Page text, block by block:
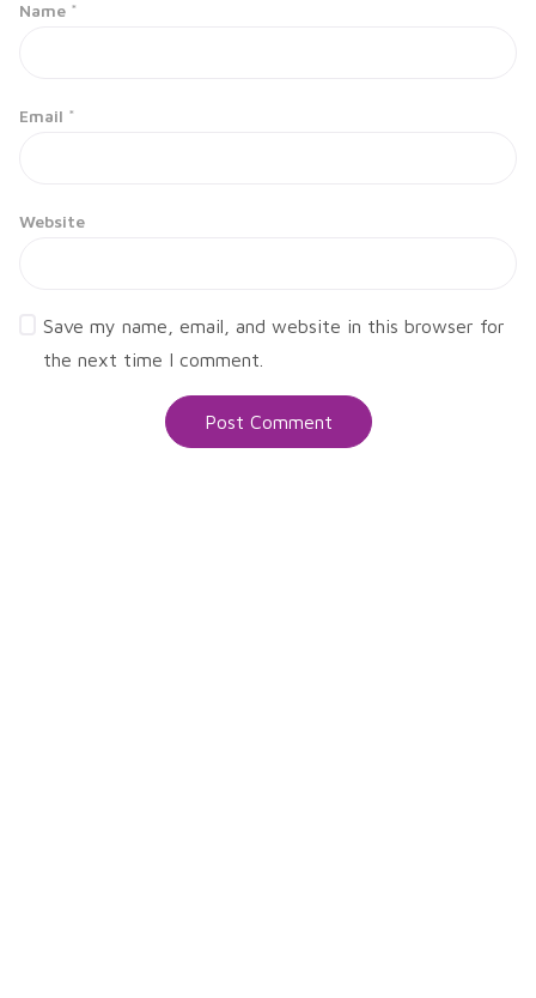
Name *
Email *
Website
Save my name, email, and website in this browser for
the next time I comment.